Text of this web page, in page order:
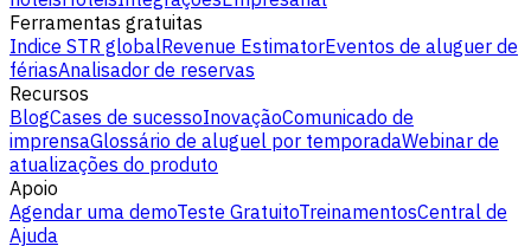
Ferramentas gratuitas
Indice STR globalRevenue EstimatorEventos de aluguer de
fériasAnalisador de reservas
Recursos
BlogCases de sucessoInovaçãoComunicado de
imprensaGlossário de aluguel por temporadaWebinar de
atualizações do produto
Apoio
Agendar uma demoTeste GratuitoTreinamentosCentral de
Ajuda